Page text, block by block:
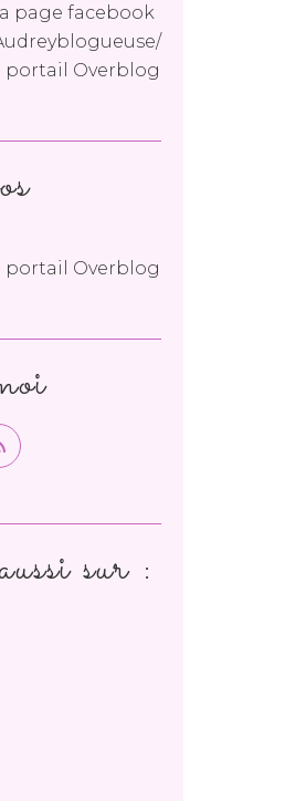
page facebook
portail Overblog
portail Overblog
sur :